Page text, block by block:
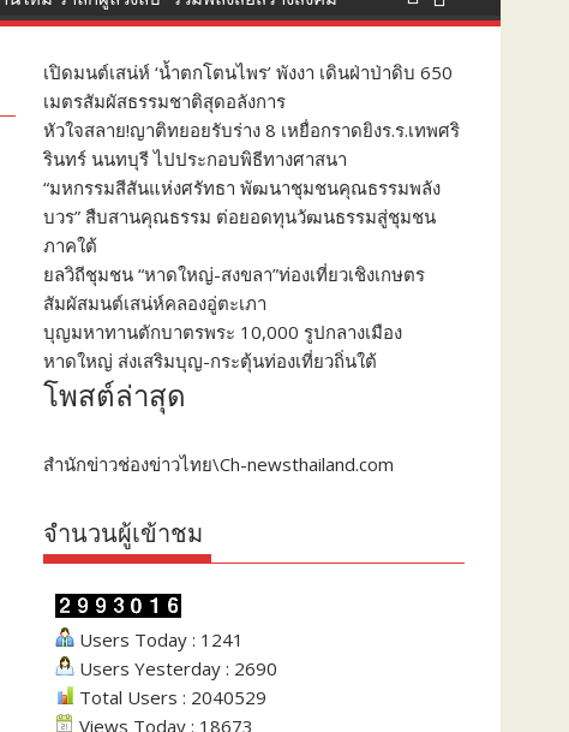
เปิดมนต์เสน่ห์ ‘น้ำตกโตนไพร’ พังงา เดินฝ่าป่าดิบ 650
เมตรสัมผัสธรรมชาติสุดอลังการ
หัวใจสลาย!ญาติทยอยรับร่าง 8 เหยื่อกราดยิงร.ร.เทพศริ
รินทร์ นนทบุรี ไปประกอบพิธีทางศาสนา
“มหกรรมสีสันแห่งศรัทธา พัฒนาชุมชนคุณธรรมพลัง
บวร” สืบสานคุณธรรม ต่อยอดทุนวัฒนธรรมสู่ชุมชน
ภาคใต้
ยลวิถีชุมชน “หาดใหญ่-สงขลา”ท่องเที่ยวเชิงเกษตร
สัมผัสมนต์เสน่ห์คลองอู่ตะเภา
บุญมหาทานตักบาตรพระ 10,000 รูปกลางเมือง
หาดใหญ่ ส่งเสริมบุญ-กระตุ้นท่องเที่ยวถิ่นใต้
โพสต์ล่าสุด
สำนักข่าวช่องข่าวไทย\Ch-newsthailand.com
จำนวนผู้เข้าชม
Users Today : 1241
Users Yesterday : 2690
Total Users : 2040529
Views Today : 18673